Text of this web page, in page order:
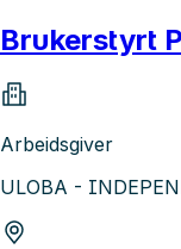
Brukerstyrt
Arbeidsgiver
ULOBA -